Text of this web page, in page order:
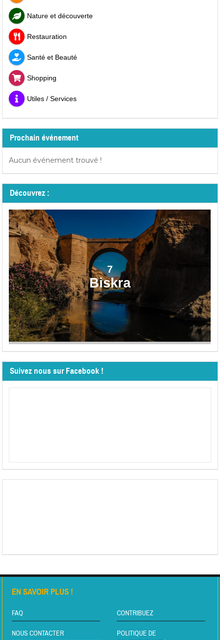
Nature et découverte
Restauration
Santé et Beauté
Shopping
Utiles / Services
Prochain événement
Aucun événement trouvé !
Découvrez :
7
Biskra
Suivez nous sur Facebook !
EN SAVOIR PLUS !
FAQ CONTRIBUEZ
NOUS CONTACTER
POLITIQUE DE